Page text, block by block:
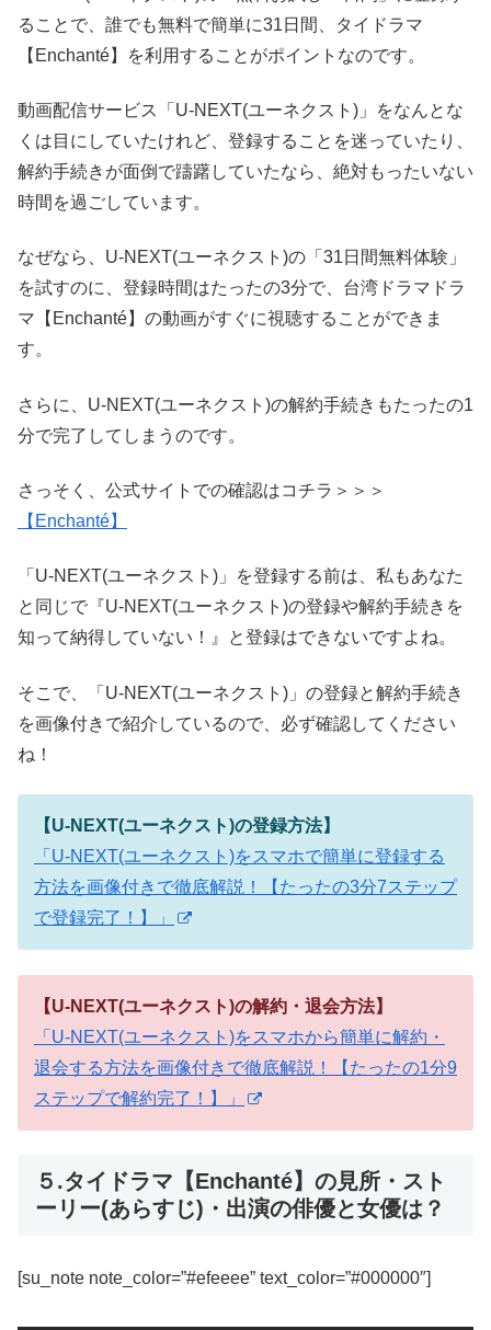
ることで、誰でも無料で簡単に31日間、タイドラマ
【Enchanté】を利用することがポイントなのです。
動画配信サービス「U-NEXT(ユーネクスト)」をなんとな
くは目にしていたけれど、登録することを迷っていたり、
解約手続きが面倒で躊躇していたなら、絶対もったいない
時間を過ごしています。
なぜなら、U-NEXT(ユーネクスト)の「31日間無料体験」
を試すのに、登録時間はたったの3分で、台湾ドラマドラ
マ【Enchanté】の動画がすぐに視聴することができま
す。
さらに、U-NEXT(ユーネクスト)の解約手続きもたったの1
分で完了してしまうのです。
さっそく、公式サイトでの確認はコチラ＞＞＞
【Enchanté】
「U-NEXT(ユーネクスト)」を登録する前は、私もあなた
と同じで『U-NEXT(ユーネクスト)の登録や解約手続きを
知って納得していない！』と登録はできないですよね。
そこで、「U-NEXT(ユーネクスト)」の登録と解約手続き
を画像付きで紹介しているので、必ず確認してください
ね！
【U-NEXT(ユーネクスト)の登録方法】
「U-NEXT(ユーネクスト)をスマホで簡単に登録する
方法を画像付きで徹底解説！【たったの3分7ステップ
で登録完了！】」
【U-NEXT(ユーネクスト)の解約・退会方法】
「U-NEXT(ユーネクスト)をスマホから簡単に解約・
退会する方法を画像付きで徹底解説！【たったの1分9
ステップで解約完了！】」
５.タイドラマ【Enchanté】の見所・スト
ーリー(あらすじ)・出演の俳優と女優は？
[su_note note_color=”#efeeee” text_color=”#000000″]